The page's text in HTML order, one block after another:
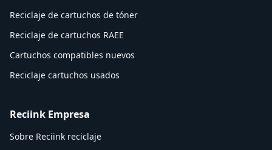
Reciclaje de cartuchos de tóner
Reciclaje de cartuchos RAEE
Cartuchos compatibles nuevos
Reciclaje cartuchos usados
Reciink Empresa
Sobre Reciink reciclaje